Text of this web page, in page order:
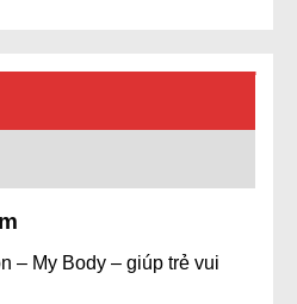
– My Body – giúp trẻ vui